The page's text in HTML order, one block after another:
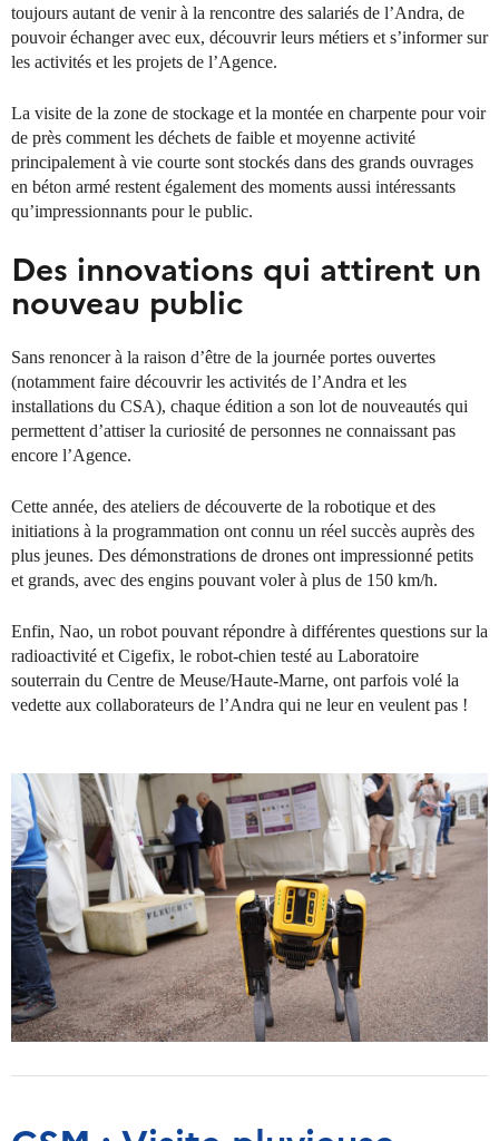
toujours autant de venir à la rencontre des salariés de l’Andra, de
pouvoir échanger avec eux, découvrir leurs métiers et s’informer sur
les activités et les projets de l’Agence.
La visite de la zone de stockage et la montée en charpente pour voir
de près comment les déchets de faible et moyenne activité
principalement à vie courte sont stockés dans des grands ouvrages
en béton armé restent également des moments aussi intéressants
qu’impressionnants pour le public.
Des innovations qui attirent un
nouveau public
Sans renoncer à la raison d’être de la journée portes ouvertes
(notamment faire découvrir les activités de l’Andra et les
installations du CSA), chaque édition a son lot de nouveautés qui
permettent d’attiser la curiosité de personnes ne connaissant pas
encore l’Agence.
Cette année, des ateliers de découverte de la robotique et des
initiations à la programmation ont connu un réel succès auprès des
plus jeunes. Des démonstrations de drones ont impressionné petits
et grands, avec des engins pouvant voler à plus de 150 km/h.
Enfin, Nao, un robot pouvant répondre à différentes questions sur la
radioactivité et Cigefix, le robot-chien testé au Laboratoire
souterrain du Centre de Meuse/Haute-Marne, ont parfois volé la
vedette aux collaborateurs de l’Andra qui ne leur en veulent pas !